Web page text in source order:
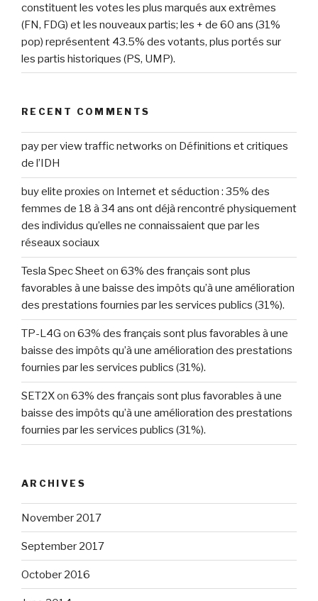
constituent les votes les plus marqués aux extrêmes
(FN, FDG) et les nouveaux partis; les + de 60 ans (31%
pop) représentent 43.5% des votants, plus portés sur
les partis historiques (PS, UMP).
RECENT COMMENTS
pay per view traffic networks on Définitions et critiques
de l’IDH
buy elite proxies on Internet et séduction : 35% des
femmes de 18 à 34 ans ont déjà rencontré physiquement
des individus qu’elles ne connaissaient que par les
réseaux sociaux
Tesla Spec Sheeton 63% des français sont plus
favorables à une baisse des impôts qu’à une amélioration
des prestations fournies par les services publics (31%).
TP-L4G on 63% des français sont plus favorables à une
baisse des impôts qu’à une amélioration des prestations
fournies par les services publics (31%).
SET2Xon 63% des français sont plus favorables à une
baisse des impôts qu’à une amélioration des prestations
fournies par les services publics (31%).
ARCHIVES
November 2017
September 2017
October 2016